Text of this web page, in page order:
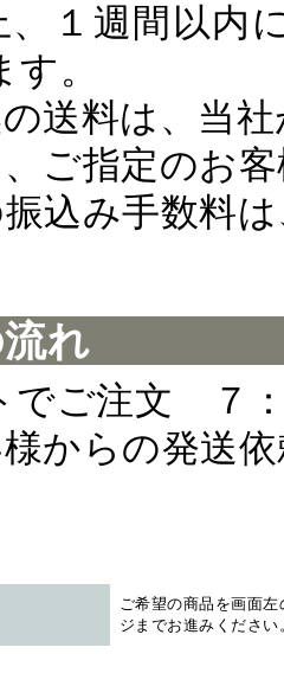
、１週間以
。
の送料は、当
、ご指定のお
振込み手数料
れ
でご注文 ７
からの発送
ご希望の商品を画面
ジまでお進みください